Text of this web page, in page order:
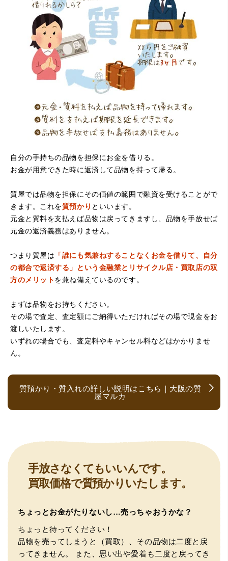
（大阪府寝屋川市）質屋さんは初めてて不安でしたが、他
店買い取りより高く思っていた以上の金額で大満足です。
説明もわかりやすく、優しい話し方の対応でとても良かっ
たです。
（大阪府堺市）電話対応の時からとても感じが良くて来店
でお世話になろうと思いました。ありがとうございまし
た。
（京都府亀岡市）他店舗にも行きましたが、対応の方があ
まりお売りしたくないと思ったので、やめました。こちら
は電話対応からも誠実な印象でしたので、こちらでお売り
しようと思っておりました。この度はありがとうございま
す。
（大阪府大阪市）とても宝石に詳しく、また中古市場の仕
ました。宜しくお願いいたします。(楽器等、様々なジャン
ルに詳しいの流石の一言に尽きます)
自分の手持ちの品物を担保にお金を借りる。
お金が用意できた時に返済して品物を持って帰る。
質屋では品物を担保にその価値の範囲で融資を受けることがで
きます。これを質預かり といいます。
元金と質料を支払えば品物は戻ってきますし、品物を手放せば
元金の返済義務はありません。
つまり質屋は 「誰にも気兼ねすることなくお金を借りて、自分
の都合で返済する」という金融業とリサイクル店・買取店の双
方のメリットを兼ね備えているのです。
まずは品物をお持ちください。
その場で査定、査定額にご納得いただければその場で現金をお
渡しいたします。
いずれの場合でも、査定料やキャンセル料などはかかりませ
ん。
質預かり・質入れの詳しい説明はこちら｜大阪の質
屋マルカ
手放さなくてもいいんです。
買取価格で質預かりいたします。
ちょっとお金がたりないし…売っちゃおうかな？
ちょっと待ってください！
品物を売ってしまうと（買取）、その品物は二度と戻
ってきません。
また、思い出や愛着も二度と戻ってき